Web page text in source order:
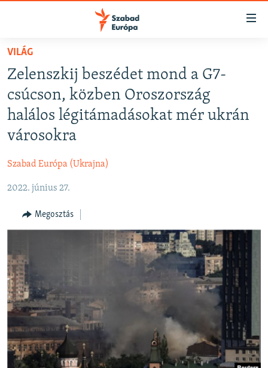
Akadálymentes
Ugrás
fő
oldalra
Ugrás
tartalomjegyzékre
keresésre
NAPIRENDEN
AKTUÁLIS
PODCASTOK
VIDEÓK
SZABADON
TÁRSADALOM
A PÉNZ NYOMÁBAN
EURÓPAI UNIÓ
VILÁG
KLÍMAVÁLTOZÁS
A MÚLT TANULSÁGAI
VILÁG
Zelenszkij beszédet mond a G7-
csúcson, közben Oroszország
halálos légitámadásokat mér ukrán
városokra
Szabad Európa (Ukrajna)
2022. június 27.
Megosztás
FELIRATKOZÁS